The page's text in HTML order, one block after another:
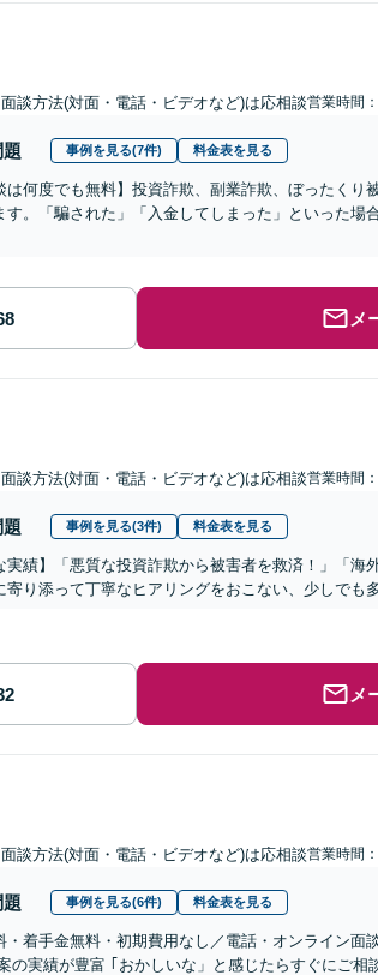
面談方法(対面・電話・ビデオなど)は応相談営業時間
事例を見る(7件) 料金表を見る
は何度でも無料】投資詐欺、副業詐欺、ぼったく
。「騙された」「入金してしまった」といった場
メ
面談方法(対面・電話・ビデオなど)は応相談営業時間
事例を見る(3件) 料金表を見る
実績】「悪質な投資詐欺から被害者を救済！」「海
り添って丁寧なヒアリングをおこない、少しでも
メ
面談方法(対面・電話・ビデオなど)は応相談営業時間
事例を見る(6件) 料金表を見る
・着手金無料・初期費用なし／電話・オンライン
の実績が豊富 ｢おかしいな」と感じたらすぐにご相